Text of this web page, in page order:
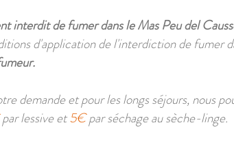
interdit de fumer dans le Mas Peu del
d'application de l'interdiction de fumer
demande et pour les longs séjours, nous
par lessive et5€par séchage au sèche-linge.